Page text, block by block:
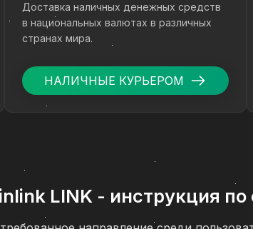
Доставка наличных денежных средств
в национальных валютах в различных
странах мира.
НАЛИЧНЫЕ КУРЬЕРОМ
LINK - инструкция по